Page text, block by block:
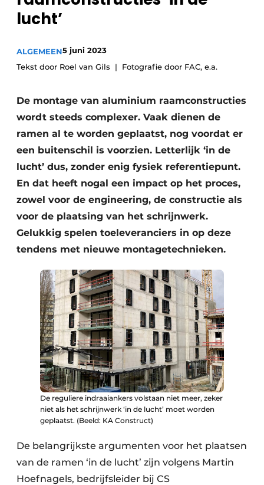
Podcasts
Privacy / Cookie statement
Vacature aanmelden
Vacatures
lucht’
ALGEMEEN5 juni 2023
Tekst door Roel van Gils
Fotografie door FAC, e.a.
De montage van aluminium raamconstructies
wordt steeds complexer. Vaak dienen de
ramen al te worden geplaatst, nog voordat er
een buitenschil is voorzien. Letterlijk ‘in de
lucht’ dus, zonder enig fysiek referentiepunt.
En dat heeft nogal een impact op het proces,
zowel voor de engineering, de constructie als
voor de plaatsing van het schrijnwerk.
Gelukkig spelen toeleveranciers in op deze
tendens met nieuwe montagetechnieken.
De reguliere indraaiankers volstaan niet meer, zeker
niet als het schrijnwerk ‘in de lucht’ moet worden
geplaatst. (Beeld: KA Construct)
De belangrijkste argumenten voor het plaatsen
van de ramen ‘in de lucht’ zijn volgens Martin
Hoefnagels, bedrijfsleider bij CS